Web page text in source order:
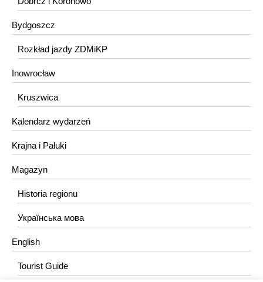
Bydgoszcz
Rozkład jazdy ZDMiKP
Inowrocław
Kruszwica
Kalendarz wydarzeń
Krajna i Pałuki
Magazyn
Historia regionu
Українська мова
English
Tourist Guide